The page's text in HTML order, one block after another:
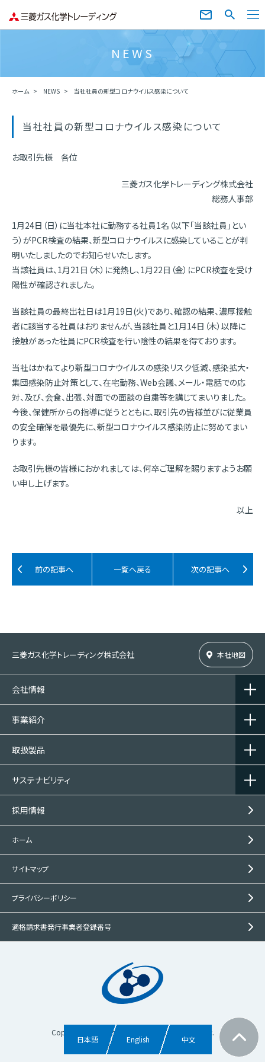
日本語 English 中文
NEWS
ホーム NEWS 当社社員の新型コロナウイルス感染について
当社社員の新型コロナウイルス感染について
お取引先様 各位
三菱ガス化学トレーディング株式会社
総務人事部
1月24日（日）に当社本社に勤務する社員1名（以下「当該社員」とい
う）がPCR検査の結果、新型コロナウイルスに感染していることが判
明いたしましたのでお知らせいたします。
当該社員は、1月21日（木）に発熱し、1月22日（金）にPCR検査を受け
陽性が確認されました。
当該社員の最終出社日は1月19日(火)であり、確認の結果、濃厚接触
者に該当する社員はおりませんが、当該社員と1月14日（木）以降に
接触があった社員にPCR検査を行い陰性の結果を得ております。
当社はかねてより新型コロナウイルスの感染リスク低減、感染拡大・
集団感染防止対策として、在宅勤務、Web会議、メール・電話での応
対、及び、会食、出張、対面での面談の自粛等を講じてまいりました。
今後、保健所からの指導に従うとともに、取引先の皆様並びに従業員
の安全確保を最優先に、新型コロナウイルス感染防止に努めてまい
ります。
お取引先様の皆様におかれましては、何卒ご理解を賜りますようお願
い申し上げます。
以上
前の記事へ 一覧へ戻る 次の記事へ
三菱ガス化学トレーディング株式会社 本社地図
会社情報
事業紹介
取扱製品
サステナビリティ
採用情報
ホーム
サイトマップ
プライバシーポリシー
適格請求書発行事業者登録番号
Copyright © Mitsubishi Gas Chemical Trading, Inc.
All rights reserved.